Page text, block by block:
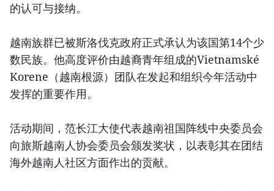
的认可与接纳。
越南族群已被斯洛伐克政府正式承认为该国第14个少
数民族。他高度评价由越裔青年组成的Vietnamské
Korene（越南根源）团队在发起和组织今年活动中
发挥的重要作用。
活动期间，范长江大使代表越南祖国阵线中央委员会
向旅斯越南人协会委员会颁发奖状，以表彰其在团结
海外越南人社区方面作出的贡献。